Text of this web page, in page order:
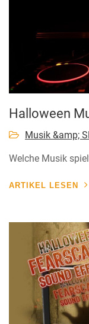
Halloween
Musik &amp;
Welche Musik
ARTIKEL LESEN